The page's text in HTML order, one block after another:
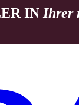
IN Ihrer